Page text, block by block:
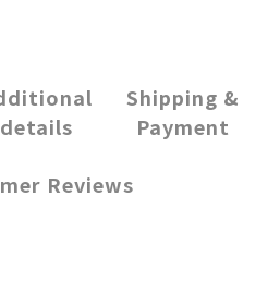
details
Shipping &
Payment
Reviews